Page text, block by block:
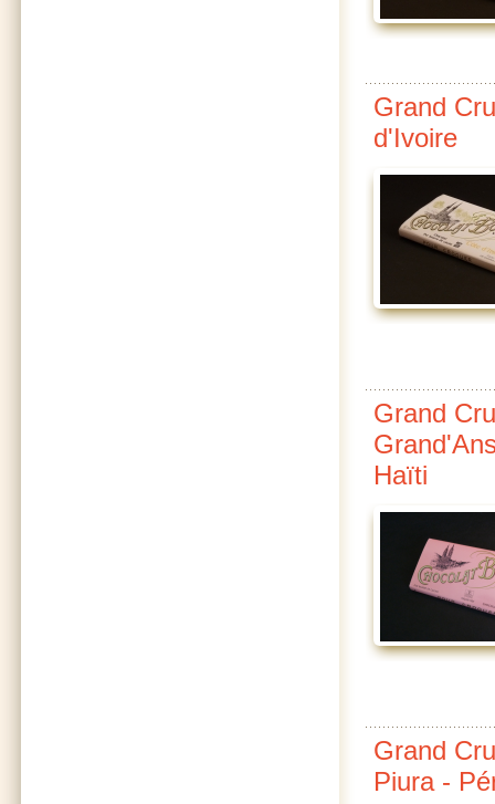
Grand
d'Ivoire
Grand
Haïti
Grand
Piura -